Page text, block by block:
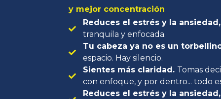
y mejor concentración
Reduces el estrés y la
tranquila y enfocada.
Tu cabeza ya no es un
espacio. Hay silencio.
Sientes más claridad. Tomas
con enfoque, y por dentro... todo
Reduces el estrés y la